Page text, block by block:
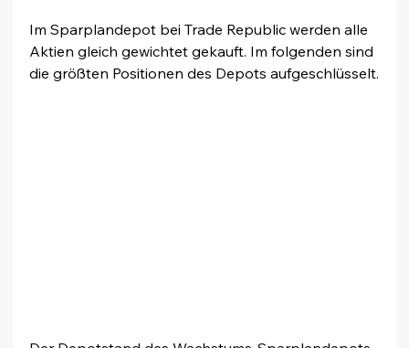
Im Sparplandepot bei Trade Republic werden alle
Aktien gleich gewichtet gekauft. Im folgenden sind
die größten Positionen des Depots aufgeschlüsselt.